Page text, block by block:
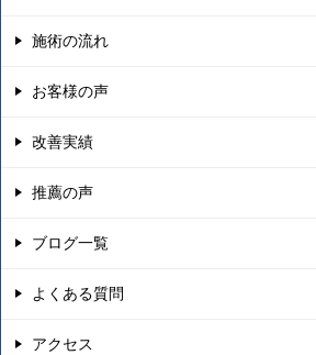
施術の流れ
お客様の声
改善実績
推薦の声
ブログ一覧
よくある質問
アクセス